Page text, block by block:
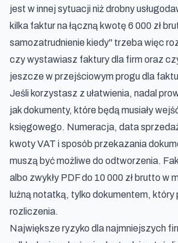
jest w innej sytuacji niż drobny
kilka faktur na łączną kwotę 6 000 zł
samozatrudnienie kiedy" trzeba więc
czy wystawiasz faktury dla firm oraz
jeszcze w przejściowym progu dla
Jeśli korzystasz z ułatwienia, nadal
jak dokumenty, które będą musiały
księgowego. Numeracja, data
kwoty VAT i sposób przekazania
muszą być możliwe do odtworzenia.
albo zwykły PDF do 10 000 zł brutto w
luźną notatką, tylko dokumentem, który
rozliczenia.
Największe ryzyko dla najmniejszych